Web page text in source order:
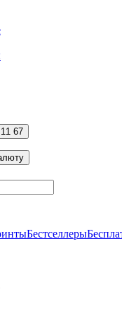
67
Бестселлеры